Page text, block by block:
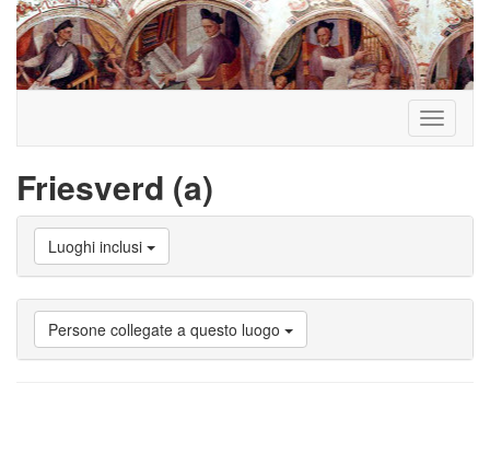
Toggle
Friesverd (a)
Luoghi inclusi
Persone collegate a questo luogo